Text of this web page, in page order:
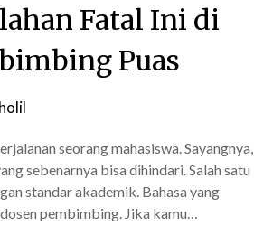
Fatal Ini di
Puas
seorang mahasiswa. Sayangnya,
sebenarnya bisa dihindari. Salah satu
standar akademik. Bahasa yang
pembimbing. Jika kamu…